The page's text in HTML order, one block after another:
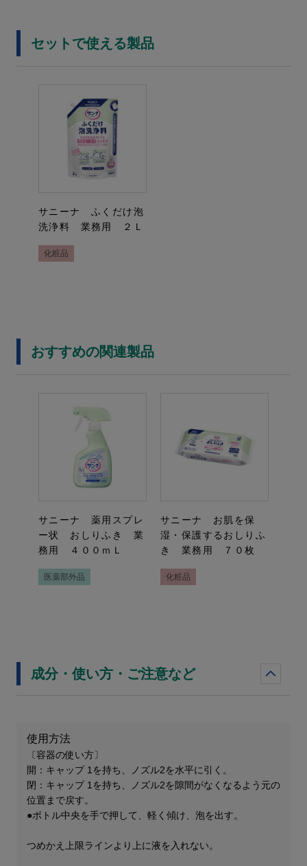
セットで使える製品
サニーナ ふくだけ泡
洗浄料 業務用 ２Ｌ
化粧品
おすすめの関連製品
サニーナ 薬用スプレ
ー状 おしりふき 業
務用 ４００ｍＬ
医薬部外品
サニーナ お肌を保
湿・保護するおしりふ
き 業務用 ７０枚
化粧品
成分・使い方・ご注意など
使用方法
〔容器の使い方〕
開：キャップ 1を持ち、ノズル2を水平に引く。
閉：キャップ 1を持ち、ノズル2を隙間がなくなるよう元の
位置まで戻す。
●ボトル中央を手で押して、軽く傾け、泡を出す。
つめかえ上限ラインより上に液を入れない。